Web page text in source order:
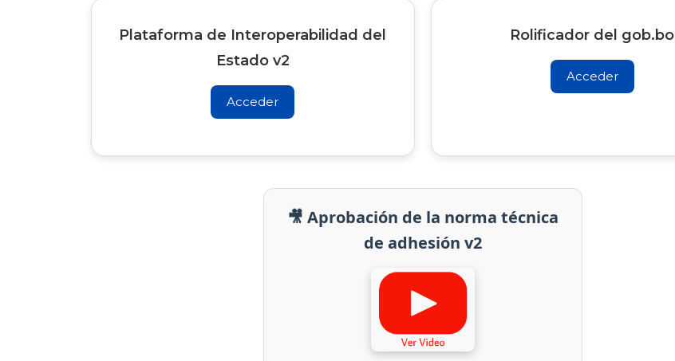
Plataforma de Interoperabilidad del
Estado v2
Acceder
Rolificador del gob.bo
Acceder
🎥 Aprobación de la norma técnica
de adhesión v2